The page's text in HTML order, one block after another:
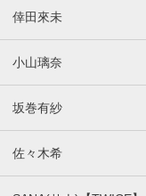
倖田來未
小山璃奈
坂巻有紗
佐々木希